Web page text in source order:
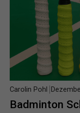
Badminton
Carolin Pohl